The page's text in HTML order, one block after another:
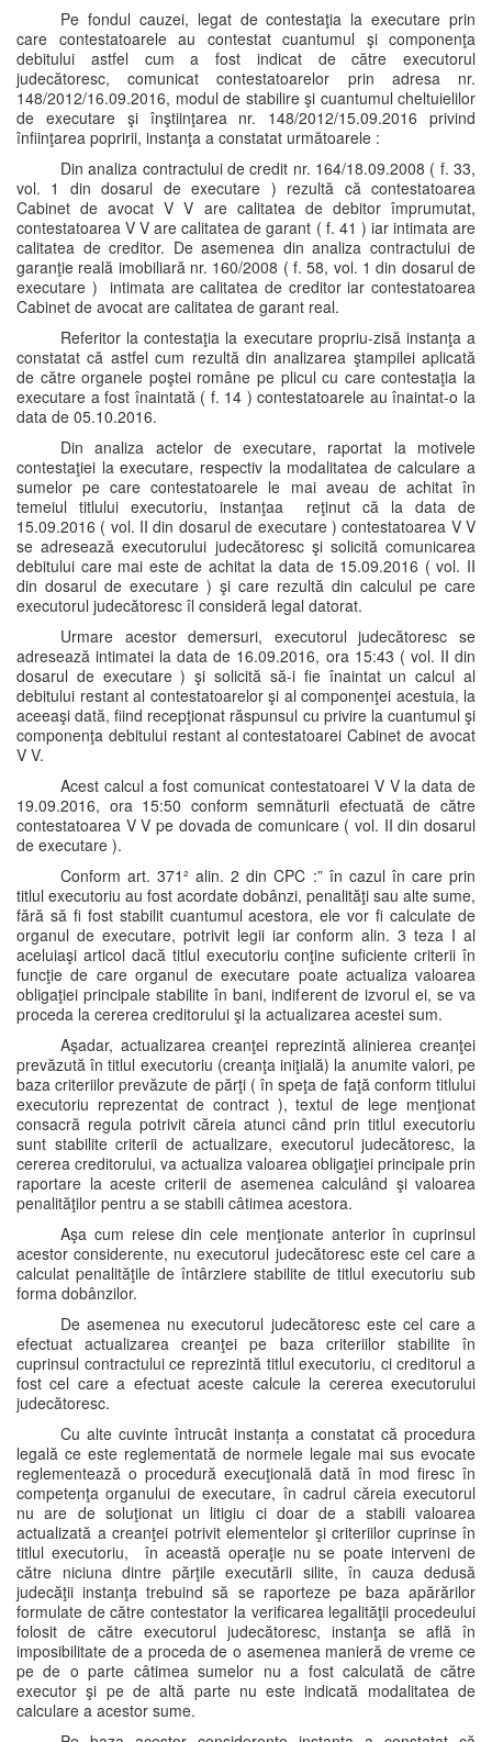
Pe fondul cauzei, legat de contestaţia la executare prin
care contestatoarele au contestat cuantumul şi componenţa
debitului astfel cum a fost indicat de către executorul
judecătoresc, comunicat contestatoarelor prin adresa nr.
148/2012/16.09.2016, modul de stabilire şi cuantumul cheltuielilor
de executare şi înştiinţarea nr. 148/2012/15.09.2016 privind
înfiinţarea popririi, instanţa a constatat următoarele :
Din analiza contractului de credit nr. 164/18.09.2008 ( f. 33,
vol. 1 din dosarul de executare ) rezultă că contestatoarea
Cabinet de avocat V V are calitatea de debitor împrumutat,
contestatoarea V V are calitatea de garant ( f. 41 ) iar intimata are
calitatea de creditor. De asemenea din analiza contractului de
garanţie reală imobiliară nr. 160/2008 ( f. 58, vol. 1 din dosarul de
executare ) intimata are calitatea de creditor iar contestatoarea
Cabinet de avocat are calitatea de garant real.
Referitor la contestaţia la executare propriu-zisă instanţa a
constatat că astfel cum rezultă din analizarea ştampilei aplicată
de către organele poştei române pe plicul cu care contestaţia la
executare a fost înaintată ( f. 14 ) contestatoarele au înaintat-o la
data de 05.10.2016.
Din analiza actelor de executare, raportat la motivele
contestaţiei la executare, respectiv la modalitatea de calculare a
sumelor pe care contestatoarele le mai aveau de achitat în
temeiul titlului executoriu, instanţaa reţinut că la data de
15.09.2016 ( vol. II din dosarul de executare ) contestatoarea V V
se adresează executorului judecătoresc şi solicită comunicarea
debitului care mai este de achitat la data de 15.09.2016 ( vol. II
din dosarul de executare ) şi care rezultă din calculul pe care
executorul judecătoresc îl consideră legal datorat.
Urmare acestor demersuri, executorul judecătoresc se
adresează intimatei la data de 16.09.2016, ora 15:43 ( vol. II din
dosarul de executare ) şi solicită să-i fie înaintat un calcul al
debitului restant al contestatoarelor şi al componenţei acestuia, la
aceeaşi dată, fiind recepţionat răspunsul cu privire la cuantumul şi
componenţa debitului restant al contestatoarei Cabinet de avocat
V V.
Acest calcul a fost comunicat contestatoarei V V la data de
19.09.2016, ora 15:50 conform semnăturii efectuată de către
contestatoarea V V pe dovada de comunicare ( vol. II din dosarul
de executare ).
Conform art. 371² alin. 2 din CPC :” în cazul în care prin
titlul executoriu au fost acordate dobânzi, penalităţi sau alte sume,
fără să fi fost stabilit cuantumul acestora, ele vor fi calculate de
organul de executare, potrivit legii iar conform alin. 3 teza I al
aceluiaşi articol dacă titlul executoriu conţine suficiente criterii în
funcţie de care organul de executare poate actualiza valoarea
obligaţiei principale stabilite în bani, indiferent de izvorul ei, se va
proceda la cererea creditorului şi la actualizarea acestei sum.
Aşadar, actualizarea creanţei reprezintă alinierea creanţei
prevăzută în titlul executoriu (creanţa iniţială) la anumite valori, pe
baza criteriilor prevăzute de părţi ( în speţa de faţă conform titlului
executoriu reprezentat de contract ), textul de lege menţionat
consacră regula potrivit căreia atunci când prin titlul executoriu
sunt stabilite criterii de actualizare, executorul judecătoresc, la
cererea creditorului, va actualiza valoarea obligaţiei principale prin
raportare la aceste criterii de asemenea calculând şi valoarea
penalităţilor pentru a se stabili câtimea acestora.
Aşa cum reiese din cele menţionate anterior în cuprinsul
acestor considerente, nu executorul judecătoresc este cel care a
calculat penalităţile de întârziere stabilite de titlul executoriu sub
forma dobânzilor.
De asemenea nu executorul judecătoresc este cel care a
efectuat actualizarea creanţei pe baza criteriilor stabilite în
cuprinsul contractului ce reprezintă titlul executoriu, ci creditorul a
fost cel care a efectuat aceste calcule la cererea executorului
judecătoresc.
Cu alte cuvinte întrucât instanța a constatat că procedura
legală ce este reglementată de normele legale mai sus evocate
reglementează o procedură execuţională dată în mod firesc în
competenţa organului de executare, în cadrul căreia executorul
nu are de soluţionat un litigiu ci doar de a stabili valoarea
actualizată a creanţei potrivit elementelor şi criteriilor cuprinse în
titlul executoriu, în această operaţie nu se poate interveni de
către niciuna dintre părţile executării silite, în cauza dedusă
judecăţii instanţa trebuind să se raporteze pe baza apărărilor
formulate de către contestator la verificarea legalităţii procedeului
folosit de către executorul judecătoresc, instanţa se află în
imposibilitate de a proceda de o asemenea manieră de vreme ce
pe de o parte câtimea sumelor nu a fost calculată de către
executor şi pe de altă parte nu este indicată modalitatea de
calculare a acestor sume.